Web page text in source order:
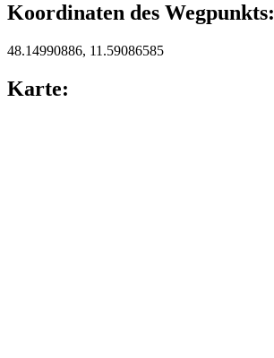
Koordinaten des Wegpunkts:
48.14990886, 11.59086585
Karte: